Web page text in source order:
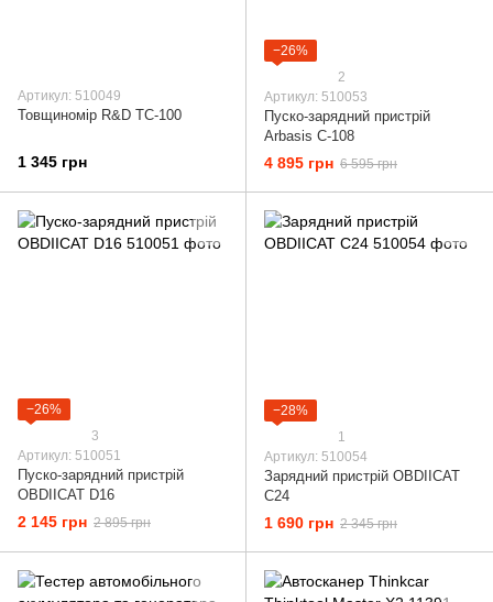
Артикул: 510049
Товщиномір R&D TC-100
1 345 грн
−26%
2
Артикул: 510053
Пуско-зарядний пристрій
Arbasis C-108
4 895 грн 6 595 грн
−26%
3
Артикул: 510051
Пуско-зарядний пристрій
OBDIICAT D16
2 145 грн 2 895 грн
−28%
1
Артикул: 510054
Зарядний пристрій OBDIICAT
C24
1 690 грн 2 345 грн